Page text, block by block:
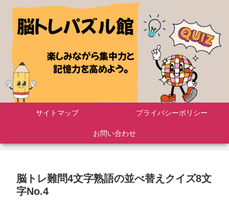
サイトマップ プライバシーポリシー
お問い合わせ
脳トレ難問4文字熟語の並べ替えクイズ8文
字No.4